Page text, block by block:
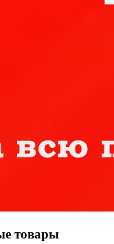
товары